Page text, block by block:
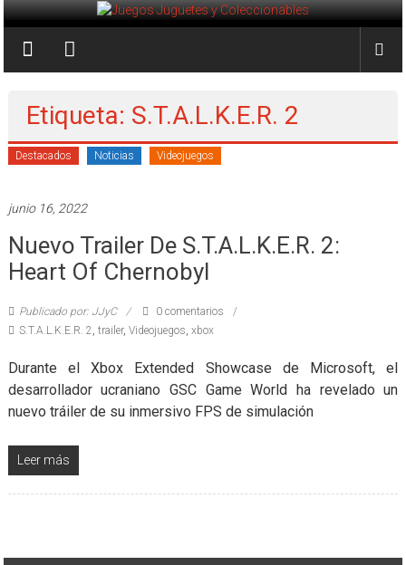
Saltar
al
contenido
Juegos
Juguetes
Coleccionables
y
para
coleccionistas.
Etiqueta: S.T.A.L.K.E.R. 2
Destacados Noticias Videojuegos
junio 16, 2022
Nuevo Trailer De S.T.A.L.K.E.R. 2:
Heart Of Chernobyl
Publicado por: JJyC
0 comentarios
S.T.A.L.K.E.R. 2 trailer, Videojuegos xbox
Durante el Xbox Extended Showcase de Microsoft, el
desarrollador ucraniano GSC Game World ha revelado un
nuevo tráiler de su inmersivo FPS de simulación
Leer más